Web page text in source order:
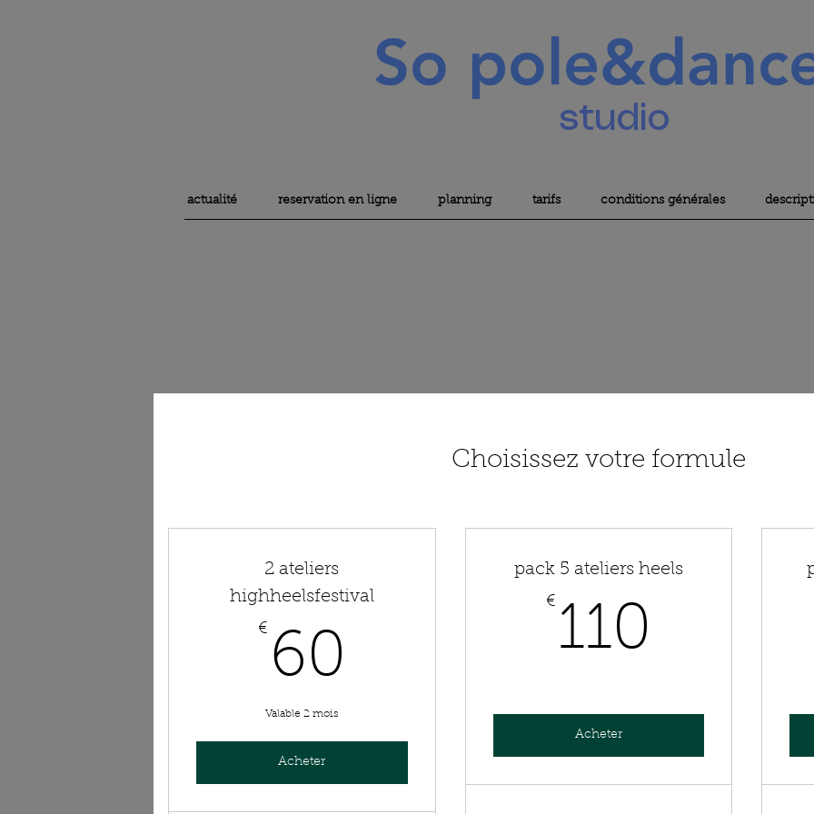
So
studio
actualité reservation en ligne planning tarifs conditions générales
Choisissez votre formule
2 ateliers
highheelsfestival
€ 60
Valable 2 mois
Acheter
pack 5 ateliers heels
€ 110
Acheter